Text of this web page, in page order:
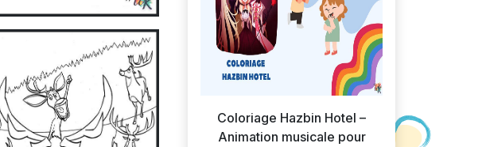
Coloriage Hazbin Hotel –
Animation musicale pour